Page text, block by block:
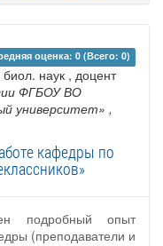
оценка: 0 (Всего: 0)
биол. наук , доцент
ФГБОУ ВО
университет» ,
кафедры по
подробный опыт
(преподаватели и